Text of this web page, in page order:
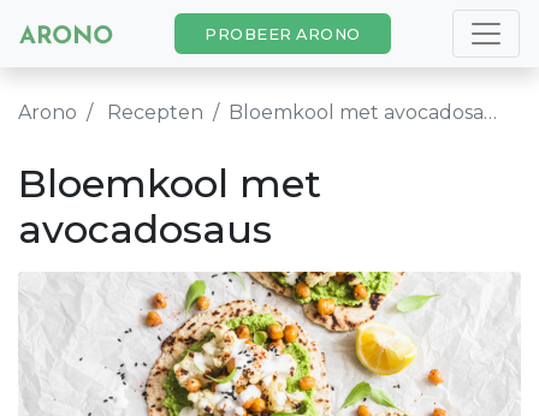
PROBEER ARONO
Arono Recepten Bloemkool met avocadosaus
Bloemkool met
avocadosaus